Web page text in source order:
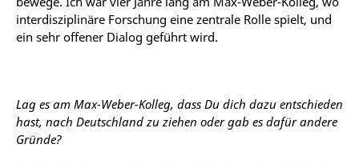
interdisziplinäre Forschung eine zentrale Rolle spielt, und
ein sehr offener Dialog geführt wird.
Lag es am Max-Weber-Kolleg, dass Du dich dazu entschieden
hast, nach Deutschland zu ziehen oder gab es dafür andere
Gründe?